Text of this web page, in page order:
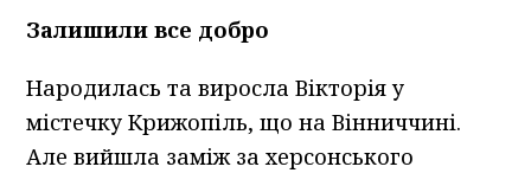
Залишили все добро
Народилась та виросла Вікторія у
містечку Крижопіль, що на Вінниччині.
Але вийшла заміж за херсонського